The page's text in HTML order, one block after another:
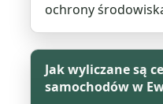
ochrony
Jak wyliczane są
samochodów w